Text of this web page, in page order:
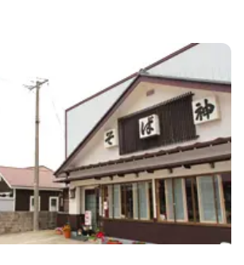
RECOMMENDATION
おすすめ情報
EVENTS
イベント情報
MEISTER TOUR
マイスターツアー